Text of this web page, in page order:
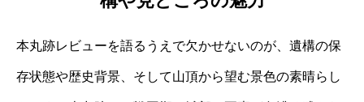
本丸跡レビューを語るうえで欠かせないのが、遺構の保
存状態や歴史背景、そして山頂から望む景色の素晴らし